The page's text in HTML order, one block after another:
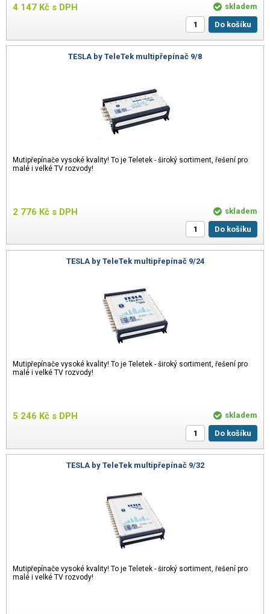
4 147 Kč s DPH
skladem
Do košíku
TESLA by TeleTek multipřepínač 9/8
Mutipřepínače vysoké kvality! To je Teletek - široký sortiment, řešení pro
malé i velké TV rozvody!
2 776 Kč s DPH
skladem
Do košíku
TESLA by TeleTek multipřepínač 9/24
Mutipřepínače vysoké kvality! To je Teletek - široký sortiment, řešení pro
malé i velké TV rozvody!
5 246 Kč s DPH
skladem
Do košíku
TESLA by TeleTek multipřepínač 9/32
Mutipřepínače vysoké kvality! To je Teletek - široký sortiment, řešení pro
malé i velké TV rozvody!